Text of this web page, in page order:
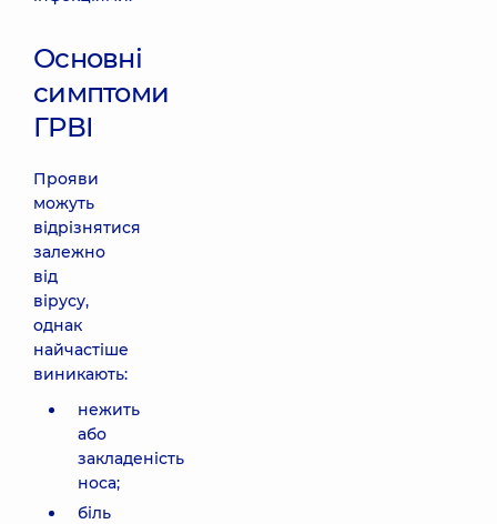
Основні
симптоми
ГРВІ
Прояви
можуть
відрізнятися
залежно
від
вірусу,
однак
найчастіше
виникають:
нежить
або
закладеність
носа;
біль